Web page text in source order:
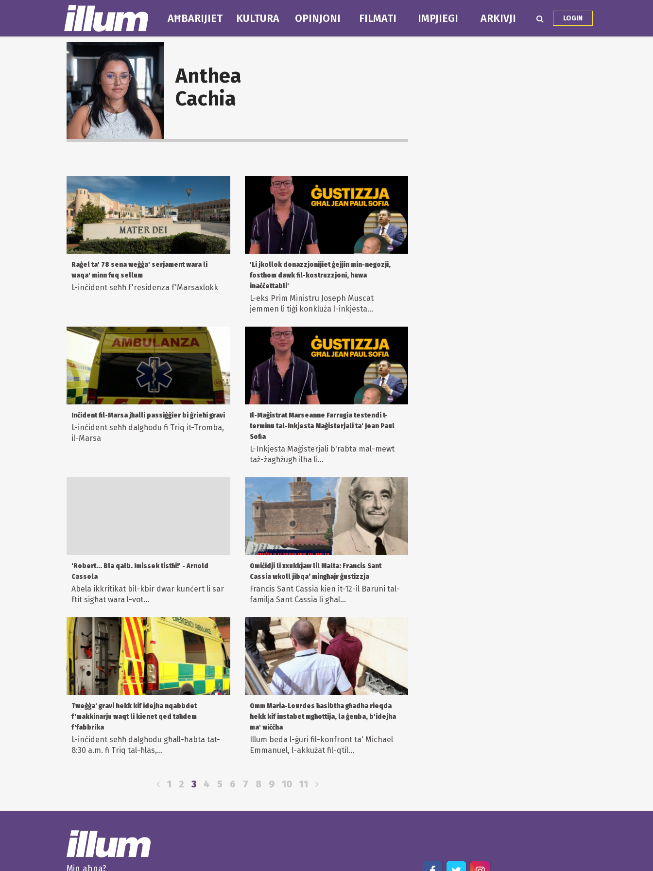
AĦBARIJIET KULTURA OPINJONI FILMATI IMPJIEGI ARKIVJI LOGIN
Anthea
Cachia
Raġel ta' 78 sena weġġa' serjament wara li
waqa' minn fuq sellum
L-inċident seħħ f'residenza f'Marsaxlokk
'Li jkollok donazzjonijiet ġejjin min-negozji,
fosthom dawk fil-kostruzzjoni, huwa
inaċċettabli'
L-eks Prim Ministru Joseph Muscat
jemmen li tiġi konkluża l-inkjesta...
Inċident fil-Marsa jħalli passiġġier bi ġrieħi gravi
L-inċident seħħ dalgħodu fi Triq it-Tromba,
il-Marsa
Il-Maġistrat Marseanne Farrugia testendi t-
terminu tal-Inkjesta Maġisterjali ta' Jean Paul
Sofia
L-Inkjesta Maġisterjali b'rabta mal-mewt
taż-żagħżugħ ilha li...
'Robert... Bla qalb. Imissek tistħi!' - Arnold
Cassola
Abela ikkritikat bil-kbir dwar kunċert li sar
ftit sigħat wara l-vot...
Omiċidji li xxukkjaw lil Malta: Francis Sant
Cassia wkoll jibqa’ mingħajr ġustizzja
Francis Sant Cassia kien it-12-il Baruni tal-
familja Sant Cassia li għal...
Tweġġa' gravi hekk kif idejha nqabbdet
f'makkinarju waqt li kienet qed taħdem
f'fabbrika
L-inċident seħħ dalgħodu għall-ħabta tat-
8:30 a.m. fi Triq tal-ħlas,...
Omm Maria-Lourdes ħasibtha għadha rieqda
hekk kif instabet mgħottija, la ġenba, b'idejha
ma' wiċċha
Illum beda l-ġuri fil-konfront ta' Michael
Emmanuel, l-akkużat fil-qtil...
1 2 3 4 5 6 7 8 9 10 11
Min aħna?